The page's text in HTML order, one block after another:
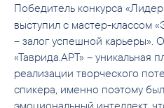
Победитель конкурса
выступил с мастер-классом
– залог успешной карьеры».
«Таврида.АРТ» – уникальная
реализации творческого
спикера, именно поэтому
эмоциональный интеллект,